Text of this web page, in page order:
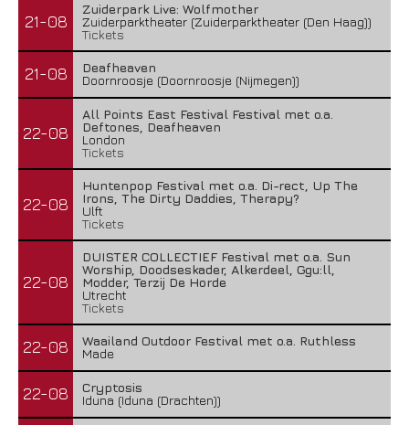
21-08
Zuiderpark Live: Wolfmother
Zuiderparktheater (Zuiderparktheater (Den Haag))
Tickets
21-08
Deafheaven
Doornroosje (Doornroosje (Nijmegen))
22-08
All Points East Festival Festival met o.a.
Deftones, Deafheaven
London
Tickets
22-08
Huntenpop Festival met o.a. Di-rect, Up The
Irons, The Dirty Daddies, Therapy?
Ulft
Tickets
22-08
DUISTER COLLECTIEF Festival met o.a. Sun
Worship, Doodseskader, Alkerdeel, Ggu:ll,
Modder, Terzij De Horde
Utrecht
Tickets
22-08
Waailand Outdoor Festival met o.a. Ruthless
Made
22-08
Cryptosis
Iduna (Iduna (Drachten))